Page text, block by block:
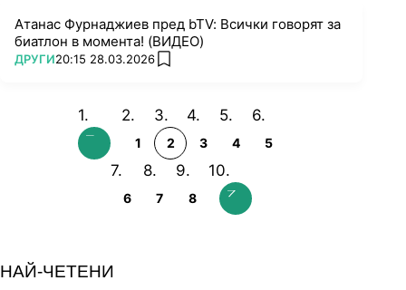
Атанас Фурнаджиев пред bTV: Всички говорят за
биатлон в момента! (ВИДЕО)
ПОВЕЧЕ ОТ
ДРУГИ20:15 28.03.2026 add favorites
1 2 3 4 5
6 7 8
НАЙ-ЧЕТЕНИ